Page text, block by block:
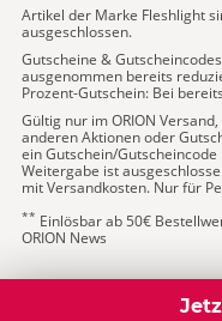
Artikel der Marke Fleshlight
ausgeschlossen.
Gutscheine &
ausgenommen bereits
Prozent-Gutschein: Bei
Gültig nur im ORION
anderen Aktionen oder
ein Gutschein/
Weitergabe ist
mit Versandkosten. Nur für
** Einlösbar ab 50€
ORION News